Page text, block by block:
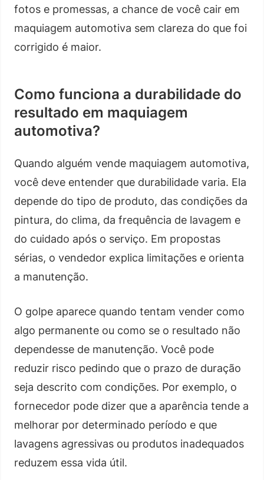
fotos e promessas, a chance de você cair em
maquiagem automotiva sem clareza do que foi
corrigido é maior.
Como funciona a durabilidade do
resultado em maquiagem
automotiva?
Quando alguém vende maquiagem automotiva,
você deve entender que durabilidade varia. Ela
depende do tipo de produto, das condições da
pintura, do clima, da frequência de lavagem e
do cuidado após o serviço. Em propostas
sérias, o vendedor explica limitações e orienta
a manutenção.
O golpe aparece quando tentam vender como
algo permanente ou como se o resultado não
dependesse de manutenção. Você pode
reduzir risco pedindo que o prazo de duração
seja descrito com condições. Por exemplo, o
fornecedor pode dizer que a aparência tende a
melhorar por determinado período e que
lavagens agressivas ou produtos inadequados
reduzem essa vida útil.